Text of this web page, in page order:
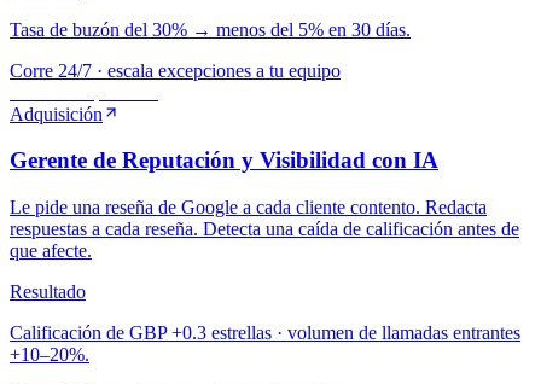
Tasa de buzón del 30% → menos del 5% en 30 días.
Corre 24/7 · escala excepciones a tu equipo
Adquisición
Gerente de Reputación y Visibilidad con IA
Le pide una reseña de Google a cada cliente contento. Redacta
respuestas a cada reseña. Detecta una caída de calificación antes de
que afecte.
Resultado
Calificación de GBP +0.3 estrellas · volumen de llamadas entrantes
+10–20%.